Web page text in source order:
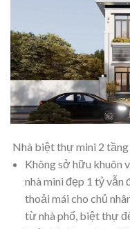
Nhà biệt thự mini 2
Không sở hữu khuôn
nhà mini đẹp 1 tỷ vẫn
thoải mái cho chủ
từ nhà phố, biệt thự